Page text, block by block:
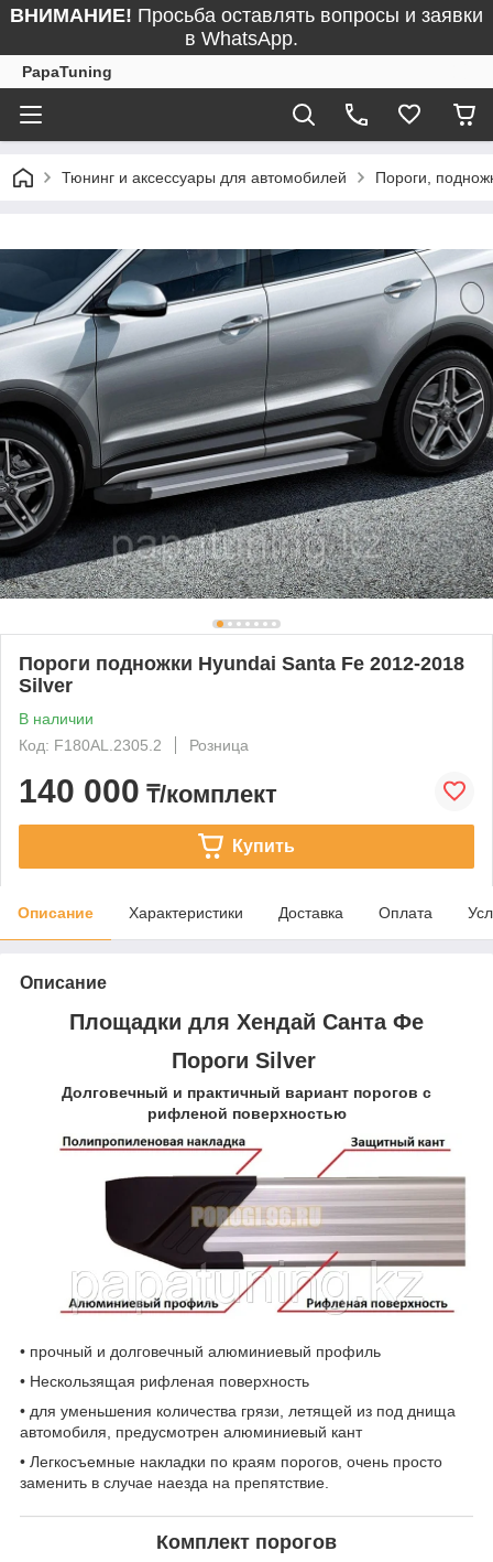
ВНИМАНИЕ! Просьба оставлять вопросы и заявки
в WhatsApp.
PapaTuning
Тюнинг и аксессуары для автомобилей Пороги,
Пороги подножки Hyundai Santa Fe 2012-2018
Silver
В наличии
Код: F180AL.2305.2
Розница
140 000 ₸/комплект
Купить
Описание Характеристики Доставка Оплата
Описание
Площадки для Хендай Санта Фе
Пороги Silver
Долговечный и практичный вариант порогов с
рифленой поверхностью
• прочный и долговечный алюминиевый профиль
• Нескользящая рифленая поверхность
• для уменьшения количества грязи, летящей из под днища
автомобиля, предусмотрен алюминиевый кант
• Легкосъемные накладки по краям порогов, очень просто
заменить в случае наезда на препятствие.
Комплект порогов